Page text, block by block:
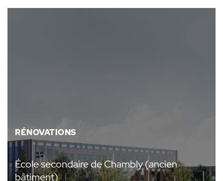
RÉNOVATIONS
École secondaire de Chambly (ancien
bâtiment)